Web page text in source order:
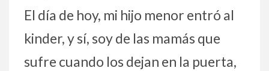
El día de hoy, mi hijo menor entró al
kinder, y sí, soy de las mamás que
sufre cuando los dejan en la puerta,